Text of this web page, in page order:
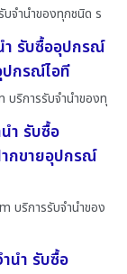
บจำนำของทุกชนิด ร
ำ รับซื้ออุปกรณ์
ปกรณ์ไอที
บริการรับจำนำของทุ
ำ รับซื้อ
กขายอุปกรณ์
บริการรับจำนำของ
นำ รับซื้อ